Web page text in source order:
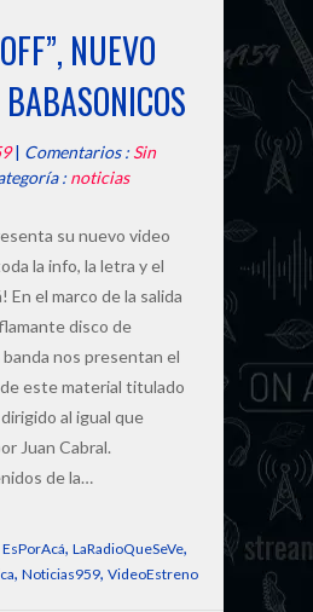
NUEVO
| Comentarios : Sin
: noticias
su nuevo video
la info, la letra y el
En el marco de la salida
disco de
banda nos presentan el
este material titulado
al igual que
Juan Cabral.
de la…
EsPorAcá, LaRadioQueSeVe,
, Noticias959, VideoEstreno